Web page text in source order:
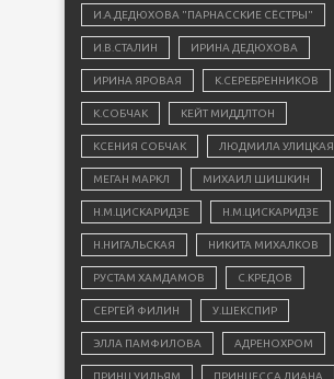
И.А.ДЕДЮХОВА "ПАРНАССКИЕ СЁСТРЫ"
И.В.СТАЛИН ИРИНА ДЕДЮХОВА
ИРИНА ЯРОВАЯ К.СЕРЕБРЕННИКОВ
К.СОБЧАК КЕЙТ МИДДЛТОН
КСЕНИЯ СОБЧАК ЛЮДМИЛА УЛИЦКАЯ
МЕГАН МАРКЛ МИХАИЛ ШИШКИН
Н.М.ЦИСКАРИДЗЕ Н.М.ЦИСКАРИДЗЕ
Н.НИГАЛЬСКАЯ НИКИТА МИХАЛКОВ
РУСТАМ ХАМДАМОВ С.КРЕДОВ
СЕРГЕЙ ФИЛИН У.ШЕКСПИР
ЭЛЛА ПАМФИЛОВА АДРЕНОХРОМ
ПРИНЦ УИЛЬЯМ ПРИНЦЕССА ДИАНА